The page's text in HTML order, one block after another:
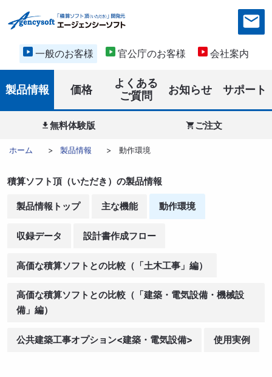
一般のお客様 官公庁のお客様 会社案内
製品情報 価格
よくある
ご質問
お知らせ サポート
 無料体験版  ご注文
ホーム 製品情報 動作環境
積算ソフト頂（いただき）の製品情報
製品情報トップ 主な機能 動作環境
収録データ 設計書作成フロー
高価な積算ソフトとの比較（「土木工事」編）
高価な積算ソフトとの比較（「建築・電気設備・機械設
備」編）
公共建築工事オプション<建築・電気設備> 使用実例